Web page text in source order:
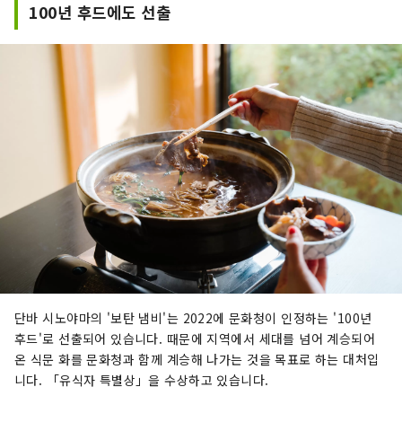
100년 후드에도 선출
단바 시노야마의 '보탄 냄비'는 2022에 문화청이 인정하는 '100년
후드'로 선출되어 있습니다. 때문에 지역에서 세대를 넘어 계승되어
온 식문 화를 문화청과 함께 계승해 나가는 것을 목표로 하는 대처입
니다. 「유식자 특별상」을 수상하고 있습니다.